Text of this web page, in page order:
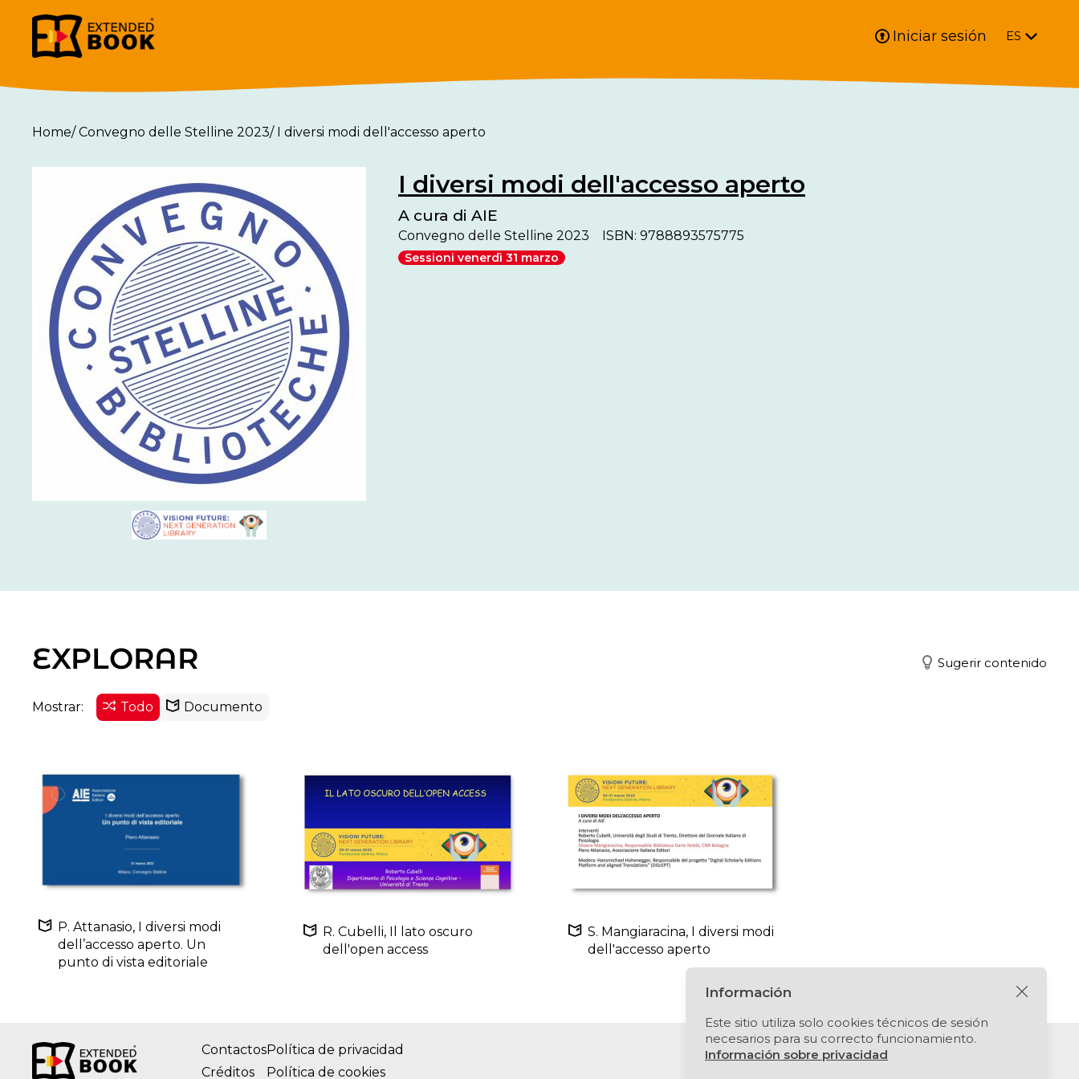
Iniciar sesión ES
Home/ Convegno delle Stelline 2023/ I diversi modi dell'accesso aperto
I diversi modi dell'accesso aperto
A cura di AIE
Convegno delle Stelline 2023 ISBN: 9788893575775
Sessioni venerdì 31 marzo
EXPLORAR Sugerir contenido
Mostrar: Todo Documento
P. Attanasio, I diversi modi
dell’accesso aperto. Un
punto di vista editoriale
R. Cubelli, Il lato oscuro
dell'open access
S. Mangiaracina, I diversi modi
dell'accesso aperto
Contactos
Créditos
Política de privacidad
Política de cookies
Puntomedia srl
Información
Este sitio utiliza solo cookies técnicos de sesión
necesarios para su correcto funcionamiento.
Información sobre privacidad